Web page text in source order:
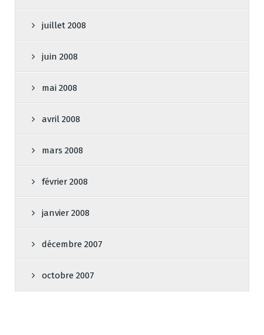
juillet 2008
juin 2008
mai 2008
avril 2008
mars 2008
février 2008
janvier 2008
décembre 2007
octobre 2007